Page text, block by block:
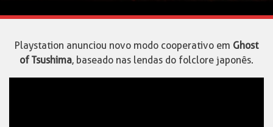
Playstation anunciou novo modo cooperativo em Ghost
of Tsushima, baseado nas lendas do folclore japonês.